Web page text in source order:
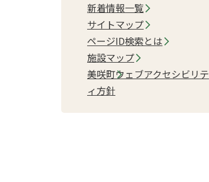
新着情報一覧
サイトマップ
ページID検索とは
施設マップ
美咲町ウェブアクセシビリテ
ィ方針